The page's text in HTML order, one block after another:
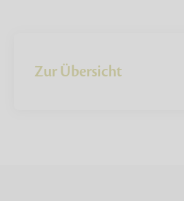
Zur Übersicht